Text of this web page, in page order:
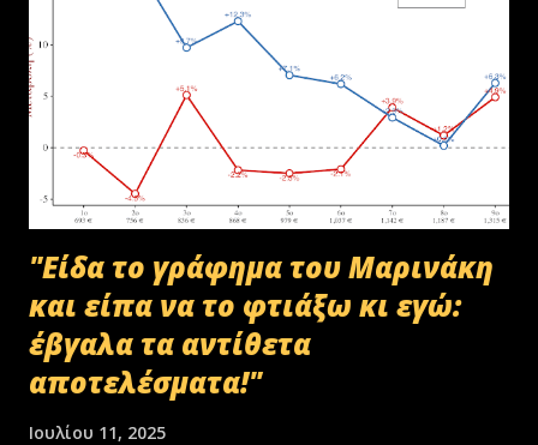
πρωτόκολλο παράδοσης υλικών μεταξύ της ΑΑΔΕ-Γενική Δ/νση
Τελωνείων-Τμήμα Διαχείρισης Δημόσιου Υλικού και της
συνεργαζόμενης με αυτήν εταιρείας ανακύκλωσης. Διευκρινίζεται ότι
στο αρχείο αυτό δεν συμπεριλαμβάνονταν αρχειακό υλικό που είχε
κοινοποιηθεί ότι ελέγχεται και στο ψηφιακό αρχείο του ΟΠΕΚΕΠ...
"Είδα το γράφημα του Μαρινάκη
και είπα να το φτιάξω κι εγώ:
έβγαλα τα αντίθετα
αποτελέσματα!"
Ιουλίου 11, 2025